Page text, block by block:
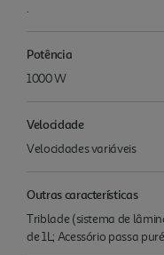
.
Potência
1000 W
Velocidade
Velocidades variáveis
Outras características
Triblade (sistema de
de 1L; Acessório passa